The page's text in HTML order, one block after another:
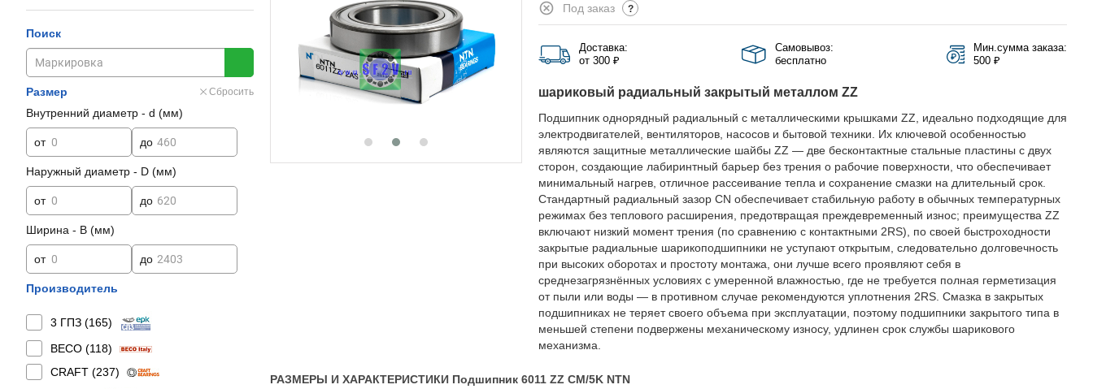
Поиск
Размер Сбросить
Внутренний диаметр - d (мм)
от до
Наружный диаметр - D (мм)
от до
Ширина - B (мм)
от до
Производитель
3 ГПЗ (165)
BECO (118)
CRAFT (237)
Под заказ ?
Доставка:
от 300 ₽
Самовывоз:
бесплатно
Мин.сумма заказа:
500 ₽
шариковый радиальный закрытый металлом ZZ
Подшипник однорядный радиальный с металлическими крышками ZZ, идеально подходящие для
электродвигателей, вентиляторов, насосов и бытовой техники. Их ключевой особенностью
являются защитные металлические шайбы ZZ — две бесконтактные стальные пластины с двух
сторон, создающие лабиринтный барьер без трения о рабочие поверхности, что обеспечивает
минимальный нагрев, отличное рассеивание тепла и сохранение смазки на длительный срок.
Стандартный радиальный зазор CN обеспечивает стабильную работу в обычных температурных
режимах без теплового расширения, предотвращая преждевременный износ; преимущества ZZ
включают низкий момент трения (по сравнению с контактными 2RS), по своей быстроходности
закрытые радиальные шарикоподшипники не уступают открытым, следовательно долговечность
при высоких оборотах и простоту монтажа, они лучше всего проявляют себя в
среднезагрязнённых условиях с умеренной влажностью, где не требуется полная герметизация
от пыли или воды — в противном случае рекомендуются уплотнения 2RS. Смазка в закрытых
подшипниках не теряет своего объема при эксплуатации, поэтому подшипники закрытого типа в
меньшей степени подвержены механическому износу, удлинен срок службы шарикового
механизма.
РАЗМЕРЫ И ХАРАКТЕРИСТИКИ Подшипник 6011 ZZ CM/5K NTN